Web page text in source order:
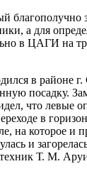
а для
в ЦАГИ на
в районе
посадку.
что левые
в
на которое и
и
Т. М.